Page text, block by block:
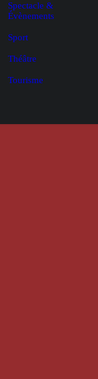
Spectacle &
Évènements
Sport
Théâtre
Tourisme